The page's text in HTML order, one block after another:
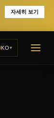
KO